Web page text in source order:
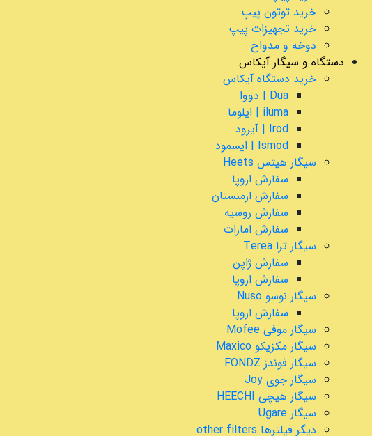
خرید توتون پیپ
خرید تجهیزات پیپ
دوخه و مدواخ
دستگاه و سیگار آیکاس
خرید دستگاه آیکاس
Dua | دووا
iluma | ایلوما
Irod | آیرود
Ismod | ایسمود
سیگار هیتس Heets
سفارش اروپا
سفارش ارمنستان
سفارش روسیه
سفارش امارات
سیگار ترا Terea
سفارش ژاپن
سفارش اروپا
سیگار نوسو Nuso
سفارش اروپا
سیگار موفی Mofee
سیگار مکزیکو Maxico
سیگار فوندز FONDZ
سیگار جوی Joy
سیگار هیچی HEECHI
سیگار Ugare
دیگر فیلترها other filters